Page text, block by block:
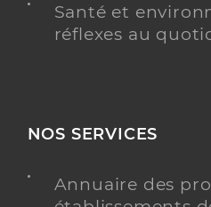
Santé et
réflexes au
NOS SERVICES
Annuaire des